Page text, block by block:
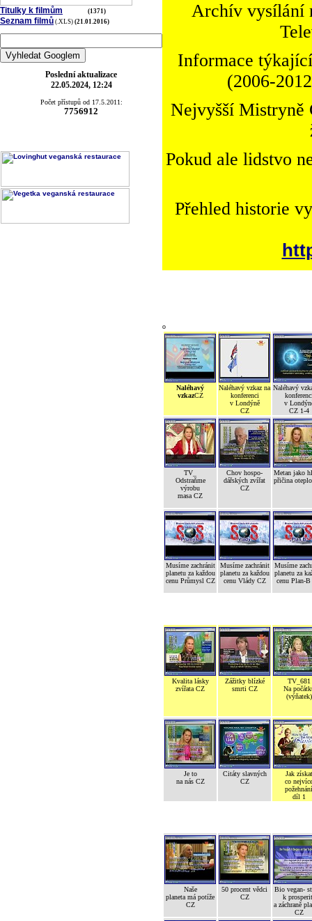
Titulky k filmům (1371)
Seznam filmů (.XLS) (21.01.2016)
Poslední aktualizace
22.05.2024, 12:24
Počet přístupů od 17.5.2011:
7756912
Archív vysílání
Informace
(2006-
Nejvyšší Mistryně
Pokud ale lidstvo
Přehled historie
o
Naléhavý
vzkazCZ
Naléhavý vzkaz na
konferenci
v Londýně
CZ
Naléhavý
v
CZ 1-4
TV_
Odstraňme
výrobu
masa CZ
Chov hospo-
dářských zvířat
CZ
Metan jako
přičina
Musíme zachránit
planetu za každou
cenu Průmysl CZ
Musíme zachránit
planetu za každou
cenu Vlády CZ
Musíme
planetu za
cenu Plan-
Kvalita lásky
zvířata CZ
Zážitky blízké
smrti CZ
TV_681
Na
(výňatek)
Je to
na nás CZ
Citáty slavných
CZ
Jak získat
co nejvíce
požehnání
díl 1
Naše
planeta má potíže
CZ
50 procent vědci
CZ
Bio vegan-
k
a záchraně
CZ